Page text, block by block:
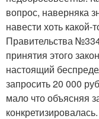
вопрос, наверняка
навести хоть
Правительства
принятия этого
настоящий
запросить 20 000
мало что объясняя
конкретизировалась.